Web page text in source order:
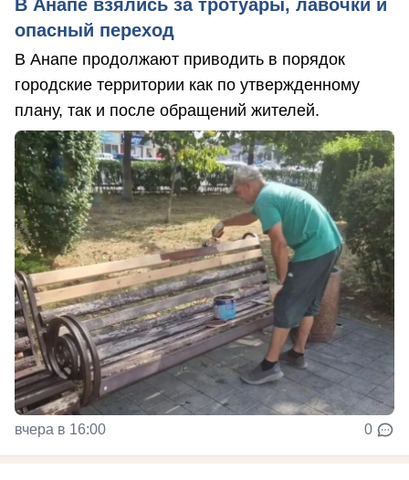
В Анапе взялись за тротуары, лавочки и
опасный переход
В Анапе продолжают приводить в порядок
городские территории как по утвержденному
плану, так и после обращений жителей.
вчера в 16:00 0